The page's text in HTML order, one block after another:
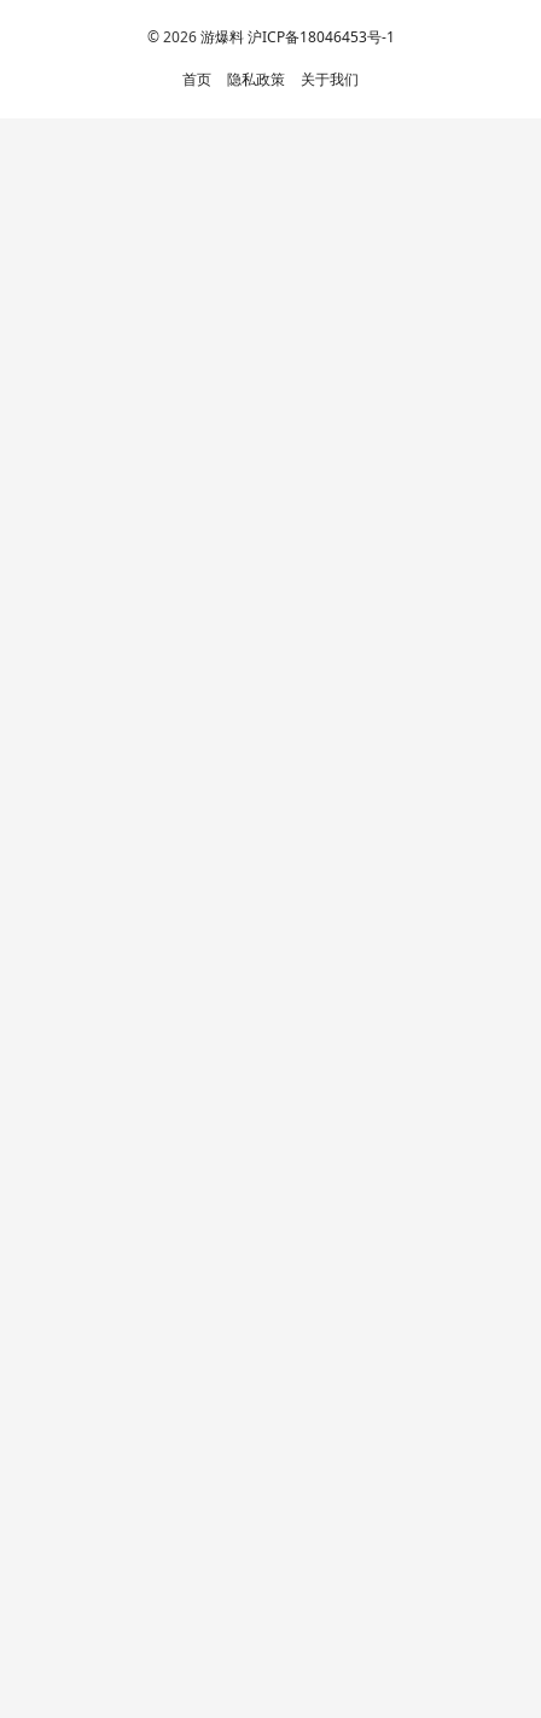
© 2026游爆料 沪ICP备18046453号-1
首页 隐私政策 关于我们